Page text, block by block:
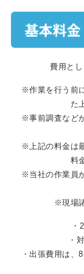
費用とし
※作業を行う前
た
※事前調査など
※上記の料金は
料
※当社の作業員
※現場
・
・
・出張費用は